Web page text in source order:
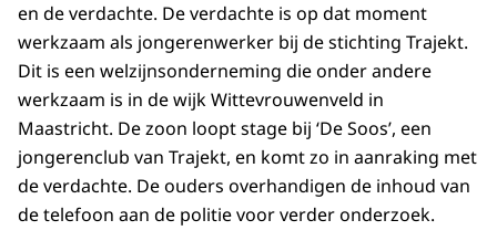
en de verdachte. De verdachte is op dat moment
werkzaam als jongerenwerker bij de stichting Trajekt.
Dit is een welzijnsonderneming die onder andere
werkzaam is in de wijk Wittevrouwenveld in
Maastricht. De zoon loopt stage bij ‘De Soos’, een
jongerenclub van Trajekt, en komt zo in aanraking met
de verdachte. De ouders overhandigen de inhoud van
de telefoon aan de politie voor verder onderzoek.